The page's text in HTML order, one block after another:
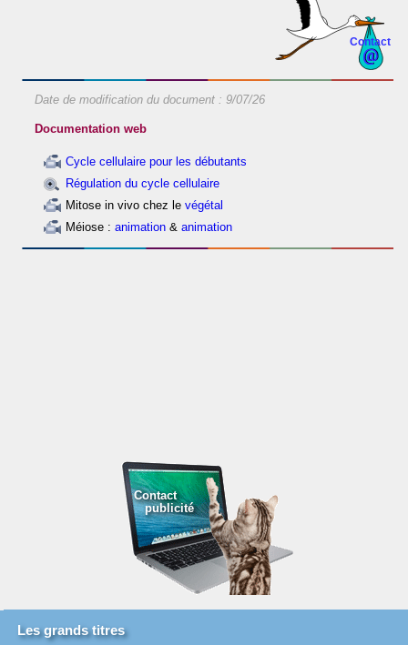
Contact
Date de modification du document : 9/07/26
Documentation web
Cycle cellulaire pour les débutants
Régulation du cycle cellulaire
Mitose in vivo chez le végétal
Méiose : animation & animation
Contact
publicité
Les grands titres